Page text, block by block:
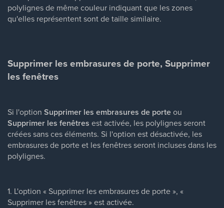
polylignes de même couleur indiquant que les zones
qu'elles représentent sont de taille similaire.
Supprimer les embrasures de porte, Supprimer
les fenêtres
Si l'option Supprimer les embrasures de porteou
Supprimer les fenêtres est activée, les polylignes seront
créées sans ces éléments. Si l'option est désactivée, les
embrasures de porte et les fenêtres seront incluses dans les
polylignes.
1. L'option « Supprimer les embrasures de porte », «
Supprimer les fenêtres » est activée.